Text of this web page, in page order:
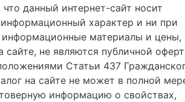
данный интернет-сайт носит
характер и ни при
информационные материалы и цены,
сайте, не являются публичной
Статьи 437
на сайте не может в полной
информацию о свойствах,